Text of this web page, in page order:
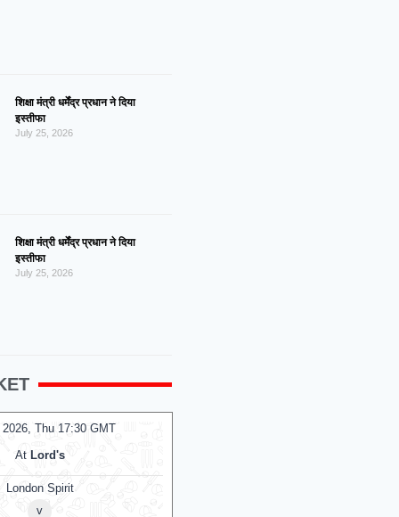
शिक्षा मंत्री धर्मेंद्र प्रधान ने दिया
इस्तीफा
July 25, 2026
शिक्षा मंत्री धर्मेंद्र प्रधान ने दिया
इस्तीफा
July 25, 2026
2026, Thu 14:00 GMT
At Lord's
Spirit Women
v